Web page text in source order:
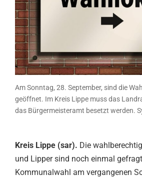
Am Sonntag, 28. September, sind die
geöffnet. Im Kreis Lippe muss das
das Bürgermeisteramt besetzt werden.
Kreis Lippe (sar). Die
und Lipper sind noch einmal
Kommunalwahl am vergangenen